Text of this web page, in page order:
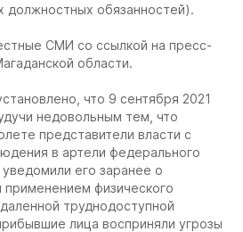
должностных обязанностей).
СМИ со ссылкой на пресс-
области.
что 9 сентября 2021
недовольным тем, что
представители власти с
в артели федерального
его заранее о
физического
труднодоступной
лица восприняли угрозы